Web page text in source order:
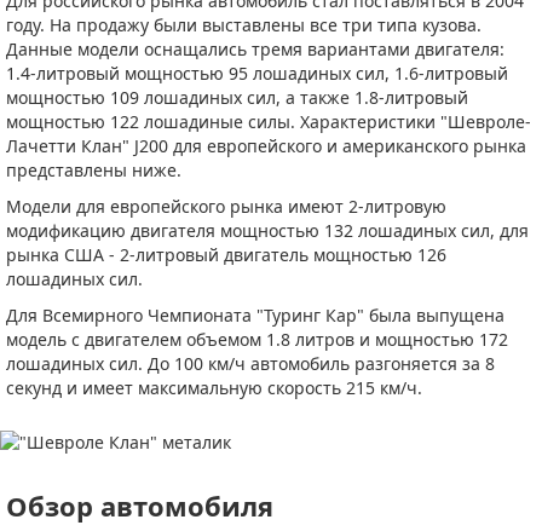
году. На продажу были выставлены все три типа кузова.
Данные модели оснащались тремя вариантами двигателя:
1.4-литровый мощностью 95 лошадиных сил, 1.6-литровый
мощностью 109 лошадиных сил, а также 1.8-литровый
мощностью 122 лошадиные силы. Характеристики "Шевроле-
Лачетти Клан" J200 для европейского и американского рынка
представлены ниже.
Модели для европейского рынка имеют 2-литровую
модификацию двигателя мощностью 132 лошадиных сил, для
рынка США - 2-литровый двигатель мощностью 126
лошадиных сил.
Для Всемирного Чемпионата "Туринг Кар" была выпущена
модель с двигателем объемом 1.8 литров и мощностью 172
лошадиных сил. До 100 км/ч автомобиль разгоняется за 8
секунд и имеет максимальную скорость 215 км/ч.
Обзор автомобиля